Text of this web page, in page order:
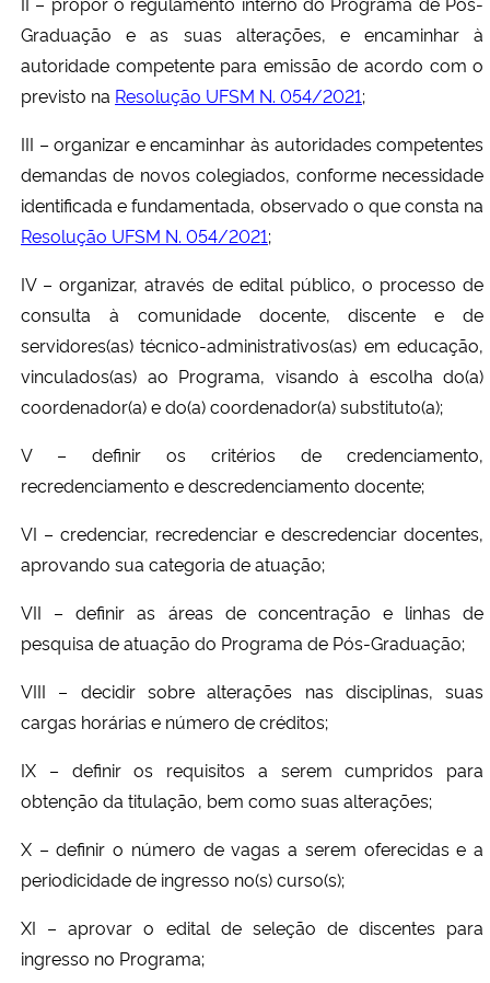
Graduação e as suas alterações, e encaminhar à
autoridade competente para emissão de acordo com o
previsto na Resolução UFSM N. 054/2021;
III – organizar e encaminhar às autoridades competentes
demandas de novos colegiados, conforme necessidade
identificada e fundamentada, observado o que consta na
Resolução UFSM N. 054/2021;
IV – organizar, através de edital público, o processo de
consulta à comunidade docente, discente e de
servidores(as) técnico-administrativos(as) em educação,
vinculados(as) ao Programa, visando à escolha do(a)
coordenador(a) e do(a) coordenador(a) substituto(a);
V – definir os critérios de credenciamento,
recredenciamento e descredenciamento docente;
VI – credenciar, recredenciar e descredenciar docentes,
aprovando sua categoria de atuação;
VII – definir as áreas de concentração e linhas de
pesquisa de atuação do Programa de Pós-Graduação;
VIII – decidir sobre alterações nas disciplinas, suas
cargas horárias e número de créditos;
IX – definir os requisitos a serem cumpridos para
obtenção da titulação, bem como suas alterações;
X – definir o número de vagas a serem oferecidas e a
periodicidade de ingresso no(s) curso(s);
XI – aprovar o edital de seleção de discentes para
ingresso no Programa;